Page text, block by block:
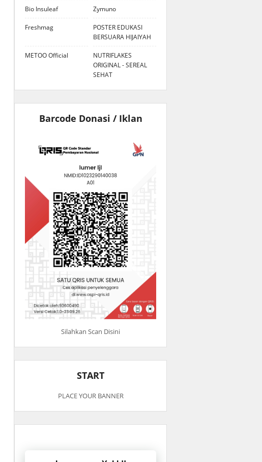
Bio Insuleaf Zymuno
Freshmag
POSTER EDUKASI
BERSUARA HIJAIYAH
METOO Official
NUTRIFLAKES
ORIGINAL - SEREAL
SEHAT
Barcode Donasi / Iklan
Silahkan Scan Disini
START
PLACE YOUR BANNER